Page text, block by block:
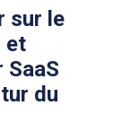
sur le
et
du